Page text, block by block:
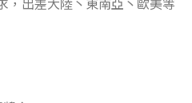
，出差大陸丶東南亞丶歐美等